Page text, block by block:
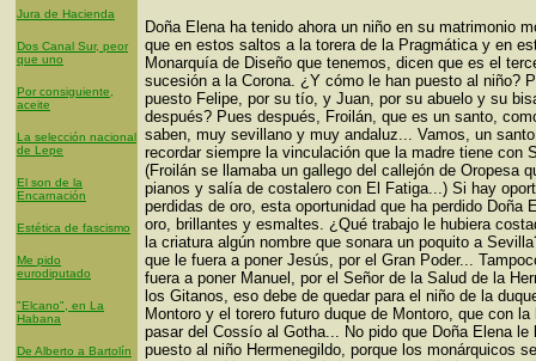
Jura de Hacienda
Dos Canal Sur, peor
que uno
Por consiguiente,
aceite
La selección nacional
de Lepe
El son de la
Encarnación
Estética de fascismo
Me pido
eurodiputado
"Elcano", en La
Habana
De Alberto a Bartolín
Doña Elena ha tenido ahora un niño en su matrimonio
que en estos saltos a la torera de la Pragmática y en
Monarquía de Diseño que tenemos, dicen que es el
sucesión a la Corona. ¿Y cómo le han puesto al niño?
puesto Felipe, por su tío, y Juan, por su abuelo y su
después? Pues después, Froilán, que es un santo,
saben, muy sevillano y muy andaluz... Vamos, un
recordar siempre la vinculación que la madre tiene con
(Froilán se llamaba un gallego del callejón de Oropesa
pianos y salía de costalero con El Fatiga...) Si hay
perdidas de oro, esta oportunidad que ha perdido Doña
oro, brillantes y esmaltes. ¿Qué trabajo le hubiera
la criatura algún nombre que sonara un poquito a
que le fuera a poner Jesús, por el Gran Poder...
fuera a poner Manuel, por el Señor de la Salud de la
los Gitanos, eso debe de quedar para el niño de la
Montoro y el torero futuro duque de Montoro, que con la
pasar del Cossío al Gotha... No pido que Doña Elena le
puesto al niño Hermenegildo, porque los monárquicos